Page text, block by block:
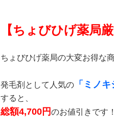
【ちょびひげ薬局
ちょびひげ薬局の大変お得な
発毛剤として人気の 「ミノ
すると、
総額4,700円のお値引きです